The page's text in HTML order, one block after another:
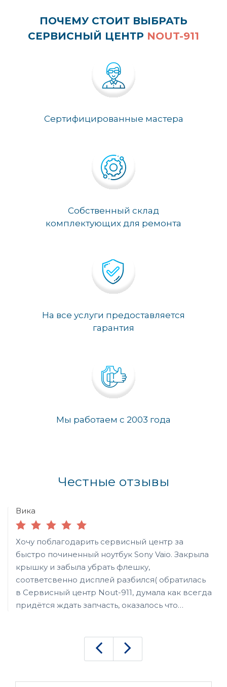
ПОЧЕМУ СТОИТ ВЫБРАТЬ
СЕРВИСНЫЙ ЦЕНТР NOUT-911
Сертифицированные мастера
Собственный склад
комплектующих для ремонта
На все услуги предоставляется
гарантия
Мы работаем с 2003 года
Честные отзывы
Вика
Хочу поблагодарить сервисный центр за
быстро починенный ноутбук Sony Vaio. Закрыла
крышку и забыла убрать флешку,
соответсвенно дисплей разбился( обратилась
в Сервисный центр Nout-911, думала как всегда
придётся ждать запчасть, оказалось что